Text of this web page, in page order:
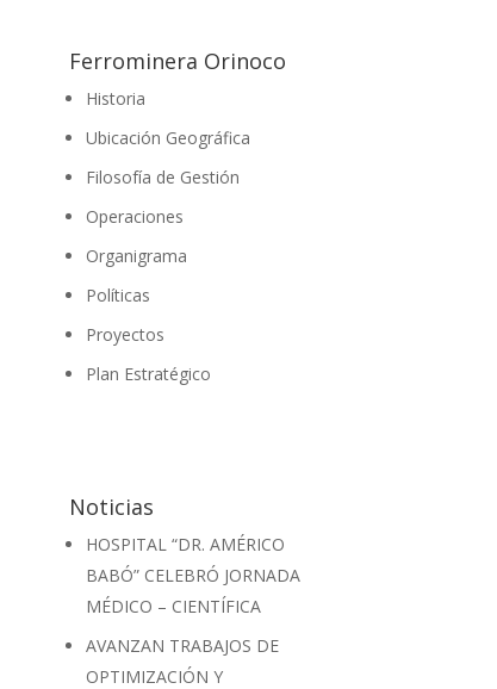
Ferrominera Orinoco
Historia
Ubicación Geográfica
Filosofía de Gestión
Operaciones
Organigrama
Políticas
Proyectos
Plan Estratégico
Noticias
HOSPITAL “DR. AMÉRICO
BABÓ” CELEBRÓ JORNADA
MÉDICO – CIENTÍFICA
AVANZAN TRABAJOS DE
OPTIMIZACIÓN Y